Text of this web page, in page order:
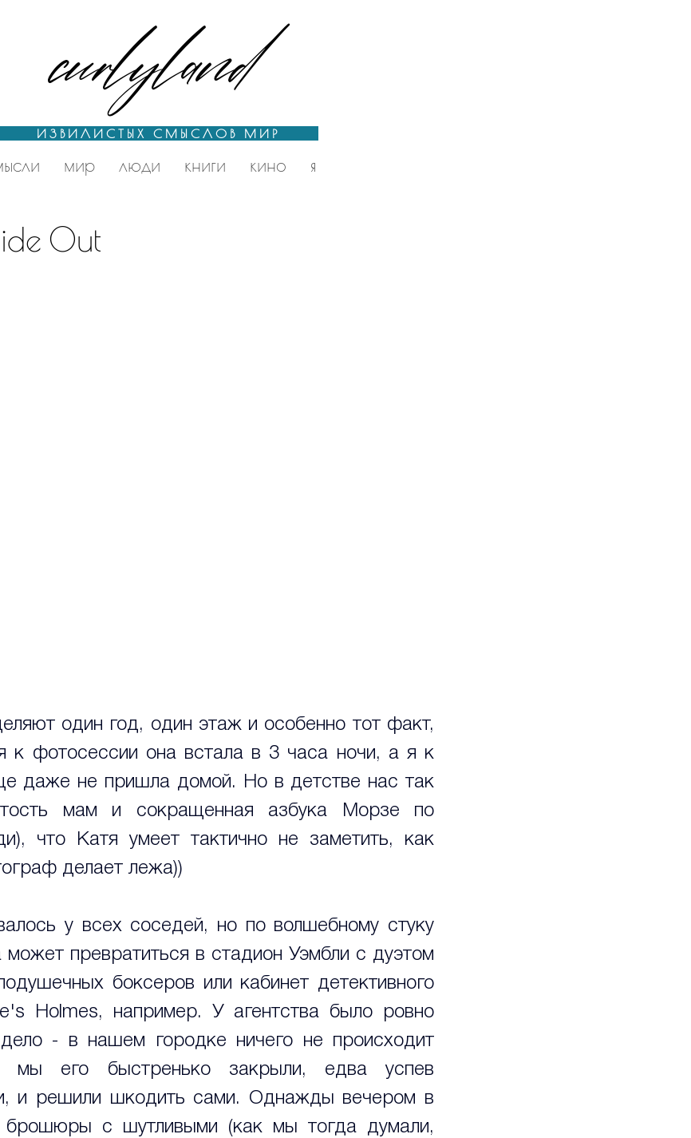
curlyland
СМЫСЛОВ МИР
мир люди книги кино я
Out
один год, один этаж и особенно тот факт,
к фотосессии она встала в 3 часа ночи, а я к
даже не пришла домой. Но в детстве нас так
мам и сокращенная азбука Морзе по
что Катя умеет тактично не заметить, как
делает лежа))
у всех соседей, но по волшебному стуку
может превратиться в стадион Уэмбли с дуэтом
боксеров или кабинет детективного
Holmes, например. У агентства было ровно
- в нашем городке ничего не происходит
мы его быстренько закрыли, едва успев
и решили шкодить сами. Однажды вечером в
брошюры с шутливыми (как мы тогда думали,